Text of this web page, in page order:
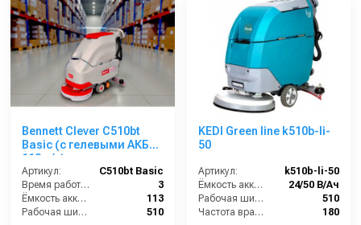
Bennett Clever C510bt
Basic (с гелевыми АКБ
113 а/ч)
Артикул:
C510bt Basic
Время работы (ч):
3
Ёмкость аккумулятора (Ач):
113
Рабочая ширина (мм):
510
KEDI Green line k510b-li-
50
Артикул:
k510b-li-50
Ёмкость аккумуляторов (Ач):
24/50 В/Ач
Рабочая ширина щеток (мм):
510
Частота вращения щетки (об/мин):
180